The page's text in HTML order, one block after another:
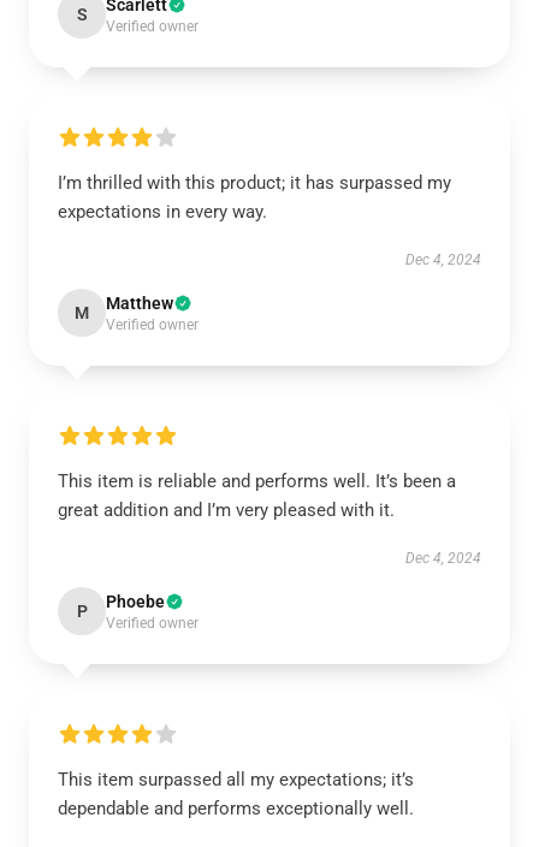
S Scarlett
Verified owner
I’m thrilled with this product; it has surpassed my
expectations in every way.
Dec 4, 2024
M Matthew
Verified owner
This item is reliable and performs well. It’s been a
great addition and I’m very pleased with it.
Dec 4, 2024
P Phoebe
Verified owner
This item surpassed all my expectations; it’s
dependable and performs exceptionally well.